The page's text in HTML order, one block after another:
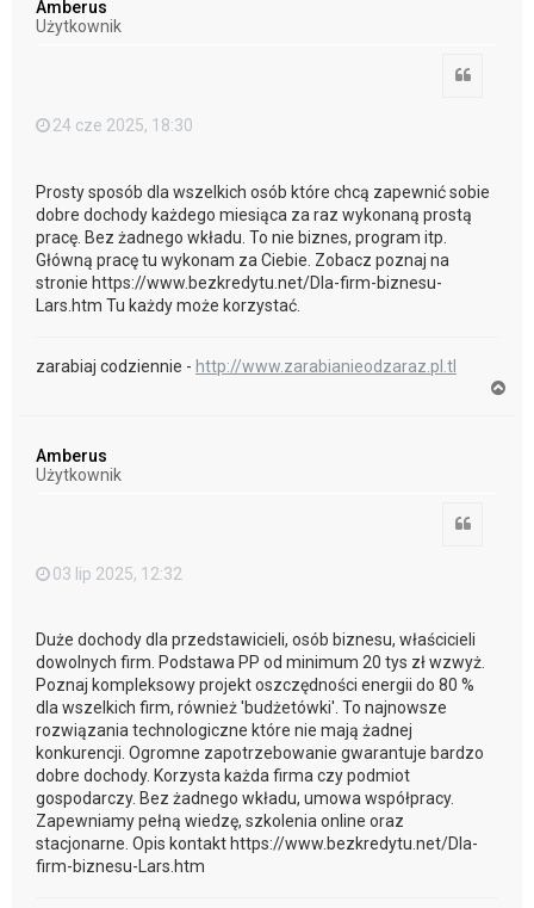
Amberus
Użytkownik
24 cze 2025, 18:30
Prosty sposób dla wszelkich osób które chcą zapewnić sobie
dobre dochody każdego miesiąca za raz wykonaną prostą
pracę. Bez żadnego wkładu. To nie biznes, program itp.
Główną pracę tu wykonam za Ciebie. Zobacz poznaj na
stronie https://www.bezkredytu.net/Dla-firm-biznesu-
Lars.htm Tu każdy może korzystać.
zarabiaj codziennie - http://www.zarabianieodzaraz.pl.tl
Amberus
Użytkownik
03 lip 2025, 12:32
Duże dochody dla przedstawicieli, osób biznesu, właścicieli
dowolnych firm. Podstawa PP od minimum 20 tys zł wzwyż.
Poznaj kompleksowy projekt oszczędności energii do 80 %
dla wszelkich firm, również 'budżetówki'. To najnowsze
rozwiązania technologiczne które nie mają żadnej
konkurencji. Ogromne zapotrzebowanie gwarantuje bardzo
dobre dochody. Korzysta każda firma czy podmiot
gospodarczy. Bez żadnego wkładu, umowa współpracy.
Zapewniamy pełną wiedzę, szkolenia online oraz
stacjonarne. Opis kontakt https://www.bezkredytu.net/Dla-
firm-biznesu-Lars.htm